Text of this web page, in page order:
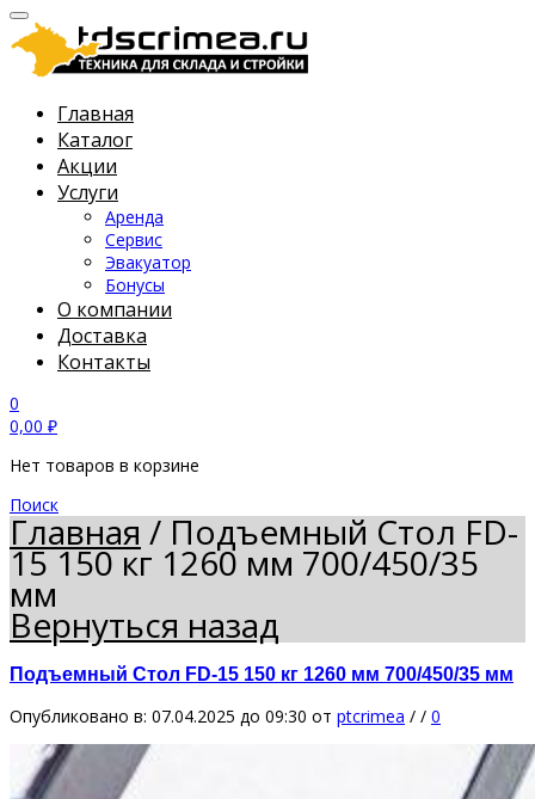
Главная
Каталог
Акции
Услуги
Аренда
Сервис
Эвакуатор
Бонусы
О компании
Доставка
Контакты
0
0,00 ₽
Нет товаров в корзине
Поиск
Главная/Подъемный Стол FD-
15 150 кг 1260 мм 700/450/35
мм
Вернуться назад
Подъемный Стол FD-15 150 кг 1260 мм 700/450/35 мм
Опубликовано в: 07.04.2025 до 09:30 от ptcrimea / / 0